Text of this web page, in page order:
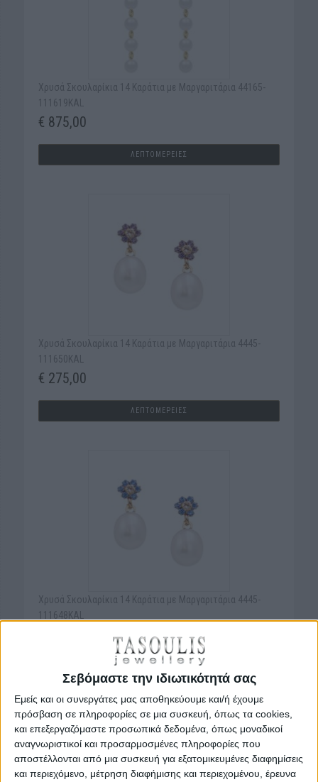
Σεβόμαστε την ιδιωτικότητά σας
Εμείς και οι συνεργάτες μας αποθηκεύουμε και/ή έχουμε
πρόσβαση σε πληροφορίες σε μια συσκευή, όπως τα cookies,
και επεξεργαζόμαστε προσωπικά δεδομένα, όπως μοναδικοί
αναγνωριστικοί και προσαρμοσμένες πληροφορίες που
αποστέλλονται από μια συσκευή για εξατομικευμένες διαφημίσεις
και περιεχόμενο, μέτρηση διαφήμισης και περιεχομένου, έρευνα
Χρυσά Σκουλαρίκια 14 Καράτια με Μαργαριτάρια 44165-
111619KAL
€ 875,00
ΛΕΠΤΟΜΕΡΕΙΕΣ
Χρυσά Σκουλαρίκια 14 Καράτια με Μαργαριτάρια 4445-
111650KAL
€ 275,00
ΛΕΠΤΟΜΕΡΕΙΕΣ
Χρυσά Σκουλαρίκια 14 Καράτια με Μαργαριτάρια 4445-
111648KAL
ΛΕΠΤΟΜΕΡΕΙΕΣ